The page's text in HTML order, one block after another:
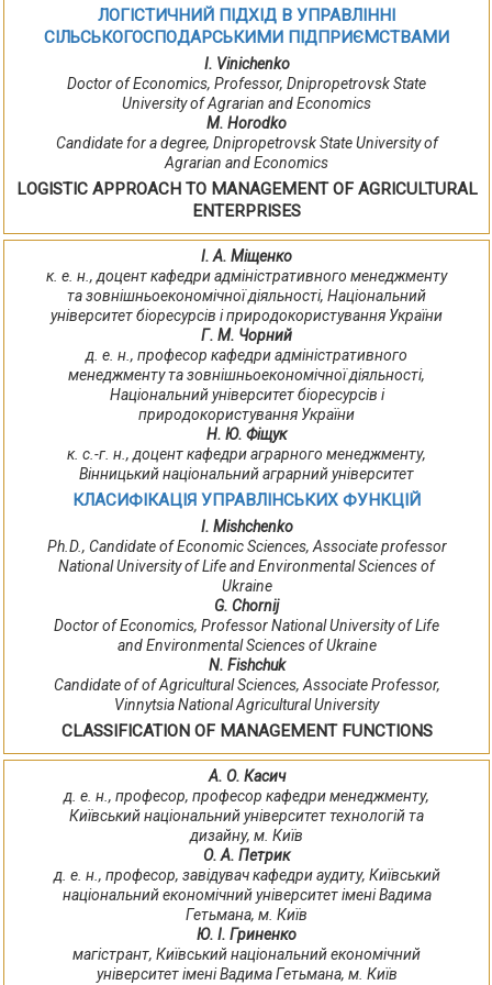
ЛОГІСТИЧНИЙ ПІДХІД В УПРАВЛІННІ
СІЛЬСЬКОГОСПОДАРСЬКИМИ ПІДПРИЄМСТВАМИ
І. Vіnіchenko
Doctor of Economics, Professor, Dnipropetrovsk State
University of Agrarian and Economics
M. Horodko
Сandidate for a degree, Dnipropetrovsk State University of
Agrarian and Economics
LOGISTIC APPROACH TO MANAGEMENT OF AGRICULTURAL
ENTERPRISES
І. А. Міщенко
к. е. н., доцент кафедри адміністративного менеджменту
та зовнішньоекономічної діяльності, Національний
університет біоресурсів і природокористування України
Г. М. Чорний
д. е. н., професор кафедри адміністративного
менеджменту та зовнішньоекономічної діяльності,
Національний університет біоресурсів і
природокористування України
Н. Ю. Фіщук
к. с.-г. н., доцент кафедри аграрного менеджменту,
Вінницький національний аграрний університет
КЛАСИФІКАЦІЯ УПРАВЛІНСЬКИХ ФУНКЦІЙ
I. Mishchenko
Ph.D., Candidate of Economic Sciences, Associate professor
National University of Life and Environmental Sciences of
Ukraine
G. Chornij
Doctor of Economics, Professor National University of Life
and Environmental Sciences of Ukraine
N. Fishchuk
Candidate of of Agricultural Sciences, Associate Professor,
Vinnytsia National Agricultural University
CLASSIFICATION OF MANAGEMENT FUNCTIONS
А. О. Касич
д. е. н., професор, професор кафедри менеджменту,
Київський національний університет технологій та
дизайну, м. Київ
О. А. Петрик
д. е. н., професор, завідувач кафедри аудиту, Київський
національний економічний університет імені Вадима
Гетьмана, м. Київ
Ю. І. Гриненко
магістрант, Київський національний економічний
університет імені Вадима Гетьмана, м. Київ